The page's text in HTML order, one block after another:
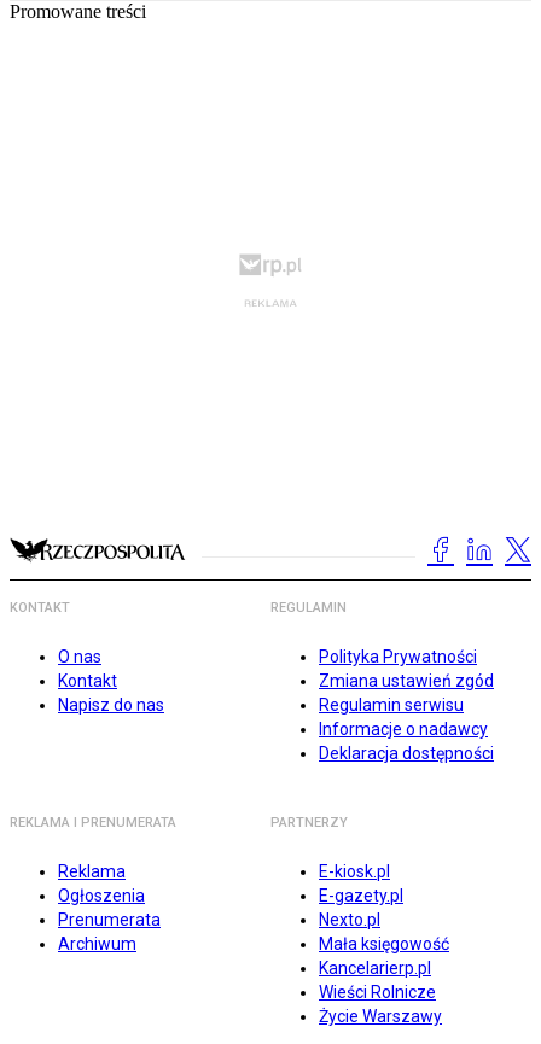
Promowane treści
KONTAKT
O nas
Kontakt
Napisz do nas
REGULAMIN
Polityka Prywatności
Zmiana ustawień zgód
Regulamin serwisu
Informacje o nadawcy
Deklaracja dostępności
REKLAMA I PRENUMERATA
Reklama
Ogłoszenia
Prenumerata
Archiwum
PARTNERZY
E-kiosk.pl
E-gazety.pl
Nexto.pl
Mała księgowość
Kancelarierp.pl
Wieści Rolnicze
Życie Warszawy